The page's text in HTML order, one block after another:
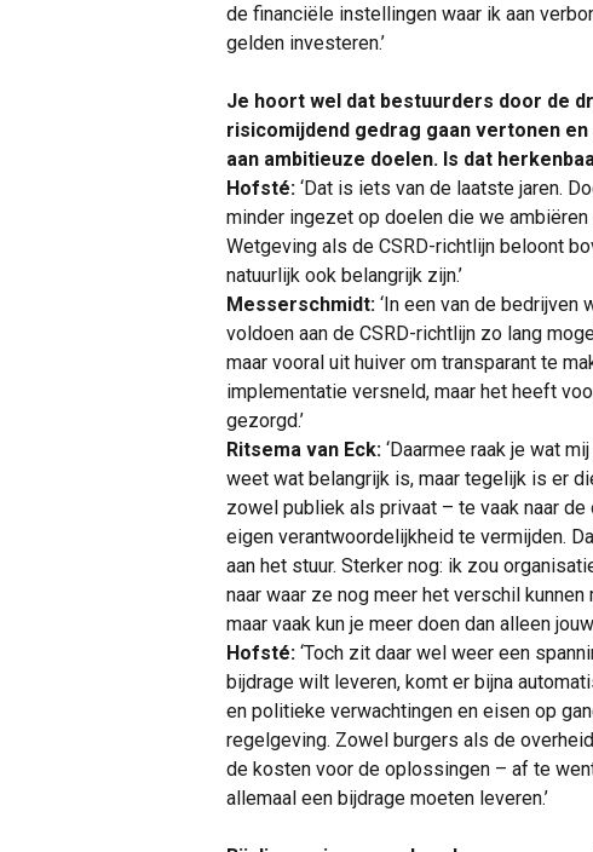
de financiële instellingen waar ik aan
gelden investeren.’
Je hoort wel dat bestuurders door de
risicomijdend gedrag gaan vertonen
aan ambitieuze doelen. Is dat
Hofsté: ‘Dat is iets van de laatste jaren.
minder ingezet op doelen die we
Wetgeving als de CSRD-richtlijn beloont
natuurlijk ook belangrijk zijn.’
Messerschmidt: ‘In een van de
voldoen aan de CSRD-richtlijn zo lang
maar vooral uit huiver om transparant te
implementatie versneld, maar het heeft
gezorgd.’
Ritsema van Eck: ‘Daarmee raak je wat
weet wat belangrijk is, maar tegelijk is er
zowel publiek als privaat – te vaak naar
eigen verantwoordelijkheid te vermijden.
aan het stuur. Sterker nog: ik zou
naar waar ze nog meer het verschil
maar vaak kun je meer doen dan alleen
Hofsté: ‘Toch zit daar wel weer een
bijdrage wilt leveren, komt er bijna
en politieke verwachtingen en eisen op
regelgeving. Zowel burgers als de
de kosten voor de oplossingen – af te
allemaal een bijdrage moeten leveren.’